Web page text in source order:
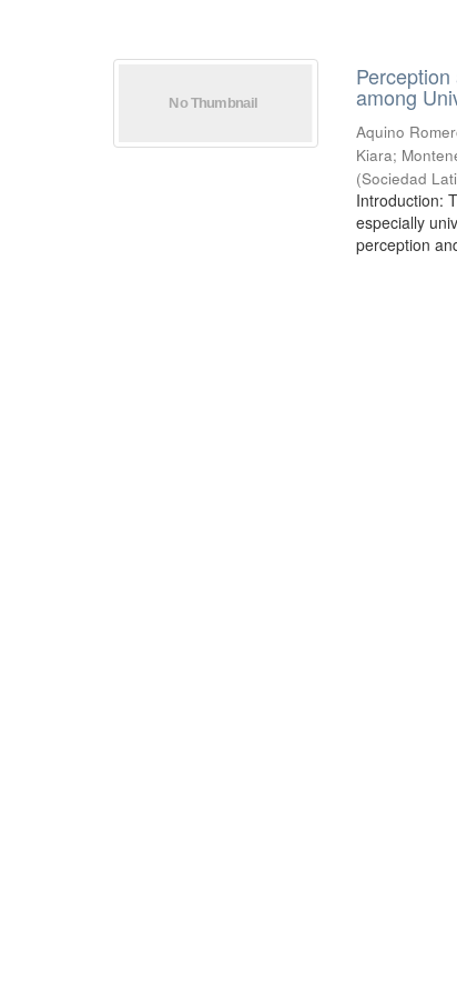
among
Aquino
Kiara;
(Sociedad
Introduction:
especially
perception